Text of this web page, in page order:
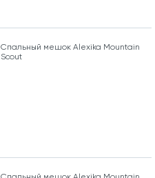
Спальный мешок Alexika Mountain
Scout